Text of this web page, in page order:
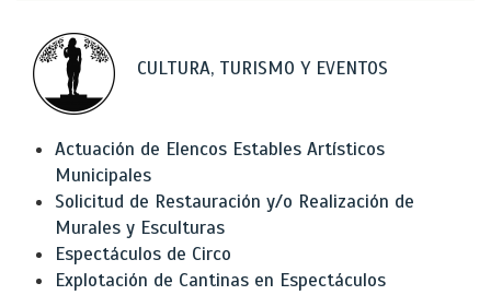
CULTURA, TURISMO Y EVENTOS
Actuación de Elencos Estables Artísticos
Municipales
Solicitud de Restauración y/o Realización de
Murales y Esculturas
Espectáculos de Circo
Explotación de Cantinas en Espectáculos